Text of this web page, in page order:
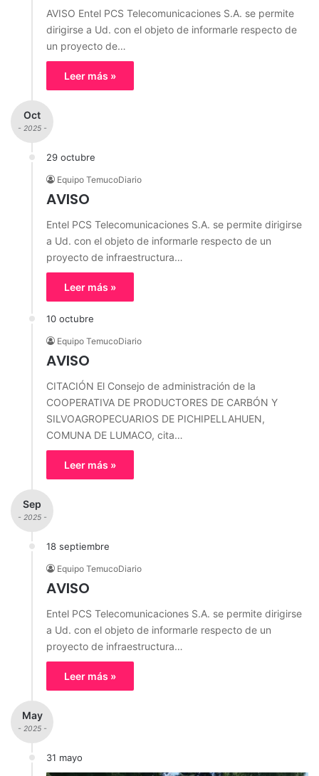
AVISO Entel PCS Telecomunicaciones S.A. se permite
dirigirse a Ud. con el objeto de informarle respecto de
un proyecto de…
Leer más »
Oct
- 2025 -
29 octubre
Equipo TemucoDiario
AVISO
Entel PCS Telecomunicaciones S.A. se permite dirigirse
a Ud. con el objeto de informarle respecto de un
proyecto de infraestructura…
Leer más »
10 octubre
Equipo TemucoDiario
AVISO
CITACIÓN El Consejo de administración de la
COOPERATIVA DE PRODUCTORES DE CARBÓN Y
SILVOAGROPECUARIOS DE PICHIPELLAHUEN,
COMUNA DE LUMACO, cita…
Leer más »
Sep
- 2025 -
18 septiembre
Equipo TemucoDiario
AVISO
Entel PCS Telecomunicaciones S.A. se permite dirigirse
a Ud. con el objeto de informarle respecto de un
proyecto de infraestructura…
Leer más »
May
- 2025 -
31 mayo